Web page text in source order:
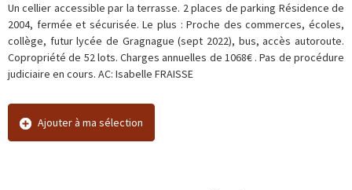
Un cellier accessible par la terrasse. 2 places de parking Résidence de
2004, fermée et sécurisée. Le plus : Proche des commerces, écoles,
collège, futur lycée de Gragnague (sept 2022), bus, accès autoroute.
Copropriété de 52 lots. Charges annuelles de 1068€ . Pas de procédure
judiciaire en cours. AC: Isabelle FRAISSE
Ajouter à ma sélection